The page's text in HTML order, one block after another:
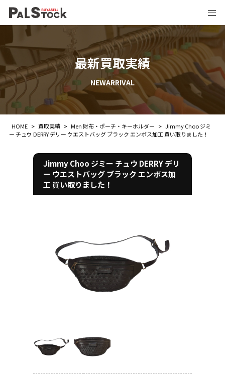
最新買取実績
NEWARRIVAL
HOME > 買取実績 > Men 財布・ポーチ・キーホルダー > Jimmy Choo ジミ
ー チュウ DERRY デリー ウエストバッグ ブラック エンボス加工 買い取りました！
Jimmy Choo ジミー チュウ DERRY デリ
ー ウエストバッグ ブラック エンボス加
工 買い取りました！